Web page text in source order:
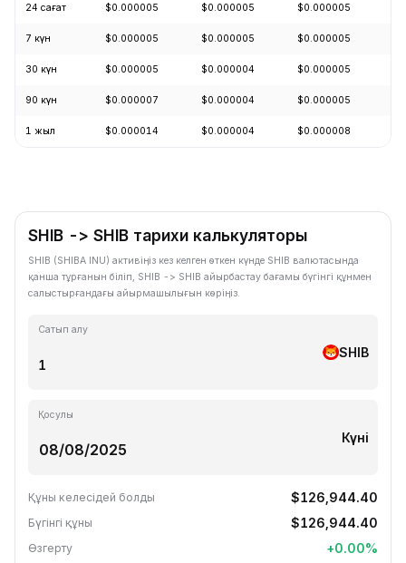
24 сағат $0.000005 $0.000005 $0.000005
7 күн $0.000005 $0.000005 $0.000005
30 күн $0.000005 $0.000004 $0.000005
90 күн $0.000007 $0.000004 $0.000005
1 жыл $0.000014 $0.000004 $0.000008
SHIB -> SHIB тарихи калькуляторы
SHIB (SHIBA INU) активіңіз кез келген өткен күнде SHIB валютасында
қанша тұрғанын біліп, SHIB -> SHIB айырбастау бағамы бүгінгі құнмен
салыстырғандағы айырмашылығын көріңіз.
Сатып алу
SHIB
Қосулы
Күні
Құны келесідей болды $126,944.40
Бүгінгі құны $126,944.40
Өзгерту +0.00%